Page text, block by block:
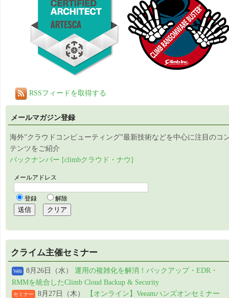
RSSフィードを取得する
メールマガジン登録
海外”クラウドコンピューティング”最新技術などを中心に注目のコ
テンツをご紹介
バックナンバー [climbクラウド・ナウ]
クライム主催セミナー
Web 8月26日（水） 運用の複雑化を解消！バックアップ・EDR・
RMMを統合したClimb Cloud Backup & Security
セミナー 8月27日（木） 【オンライン】Veeamハンズオンセミナー